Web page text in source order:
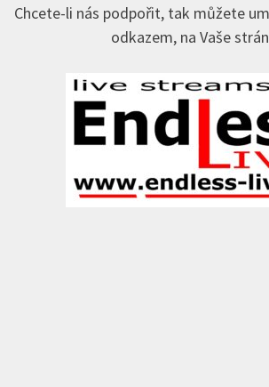
Chcete-li nás podpořit, tak můžete
odkazem, na Vaše